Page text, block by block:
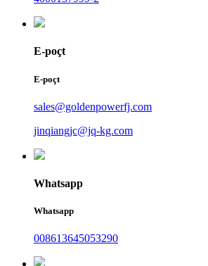
E-poçt
E-poçt
sales@goldenpowerfj.com
jinqiangjc@jq-kg.com
Whatsapp
Whatsapp
008613645053290